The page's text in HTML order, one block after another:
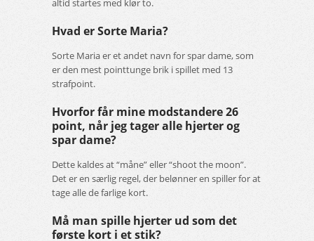
altid startes med klør to.
Hvad er Sorte Maria?
Sorte Maria er et andet navn for spar dame, som
er den mest pointtunge brik i spillet med 13
strafpoint.
Hvorfor får mine modstandere 26
point, når jeg tager alle hjerter og
spar dame?
Dette kaldes at “måne” eller “shoot the moon”.
Det er en særlig regel, der belønner en spiller for at
tage alle de farlige kort.
Må man spille hjerter ud som det
første kort i et stik?